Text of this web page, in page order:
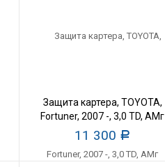
Защита картера, TOYOTA,
Fortuner, 2007 -, 3,0 TD, АМг
11 300 Р